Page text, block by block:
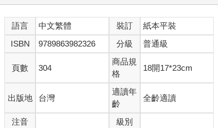
安。
權傾一時的米洛塞維奇，也許從來料想不到，有一天他會被送上
法庭，為他所犯下的種種戰爭、屠殺罪行接受審判。當年不畏艱
難，鍥而不捨，對米洛塞維奇提出起訴，並促成北約組織及多國
協助逮捕、引渡米洛塞維奇等被告，到荷蘭海牙出庭受審的，正
是第二屆唐獎法治獎得主路易絲・阿爾布爾（Louise Arbour）。
一九九九年初，當時擔任前南斯拉夫國際刑事法庭首席檢察官的
阿爾布爾準備進入科索沃的雷卡克（Racak），進行大屠殺現場
的調查，但是被塞爾維亞的政府阻擋在外。「米洛塞維奇先生以
為他可以將我擋在科索沃門外，但我相信他逃避不了海牙法庭的
語言 中文繁體 裝訂
紙本平裝
ISBN
9789863982326 分級 普通級
頁數 304
商品規
格
18開17*23cm
出版地 台灣
適讀年
齡
全齡適讀
注音 級別